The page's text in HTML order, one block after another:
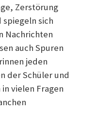
Zerstörung
spiegeln sich
Nachrichten
auch Spuren
jeden
der Schüler und
vielen Fragen